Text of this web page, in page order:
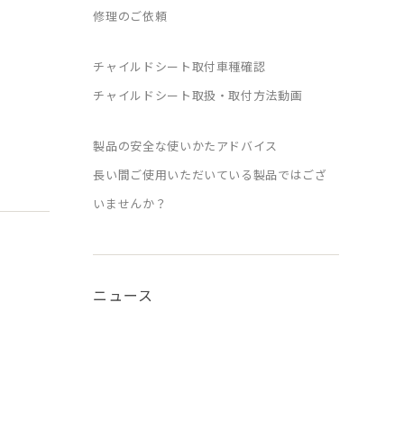
修理のご依頼
チャイルドシート取付車種確認
チャイルドシート取扱・取付方法動画
製品の安全な使いかたアドバイス
長い間ご使用いただいている製品ではござ
いませんか？
ニュース